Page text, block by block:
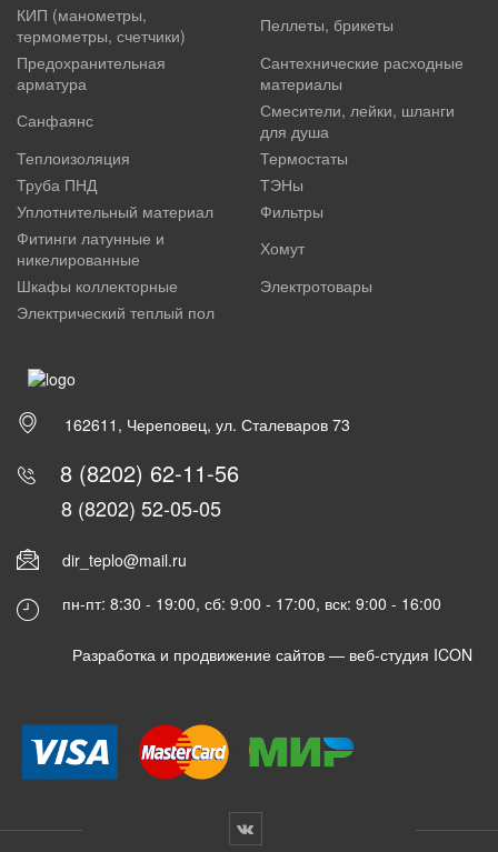
КИП (манометры,
термометры, счетчики)
Пеллеты, брикеты
Предохранительная
арматура
Сантехнические расходные
материалы
Санфаянс
Смесители, лейки, шланги
для душа
Теплоизоляция
Термостаты
Труба ПНД
ТЭНы
Уплотнительный материал
Фильтры
Фитинги латунные и
никелированные
Хомут
Шкафы коллекторные
Электротовары
Электрический теплый пол
162611, Череповец, ул. Сталеваров 73
8 (8202) 62-11-56
8 (8202) 52-05-05
dir_teplo@mail.ru
пн-пт: 8:30 - 19:00, сб: 9:00 - 17:00, вск: 9:00 - 16:00
Разработка и продвижение сайтов — веб-студия ICON